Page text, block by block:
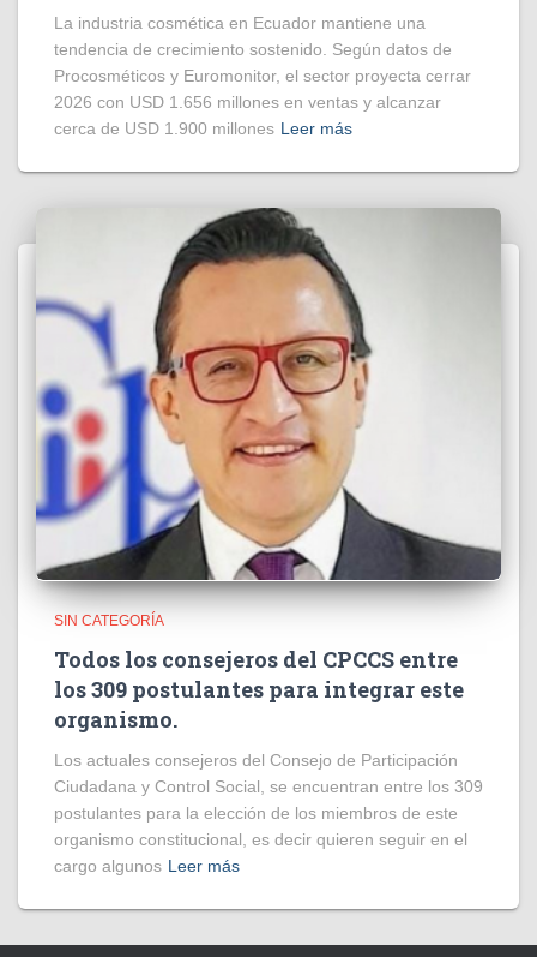
La industria cosmética en Ecuador mantiene una
tendencia de crecimiento sostenido. Según datos de
Procosméticos y Euromonitor, el sector proyecta cerrar
2026 con USD 1.656 millones en ventas y alcanzar
cerca de USD 1.900 millones Leer más
SIN CATEGORÍA
Todos los consejeros del CPCCS entre
los 309 postulantes para integrar este
organismo.
Los actuales consejeros del Consejo de Participación
Ciudadana y Control Social, se encuentran entre los 309
postulantes para la elección de los miembros de este
organismo constitucional, es decir quieren seguir en el
cargo algunos Leer más